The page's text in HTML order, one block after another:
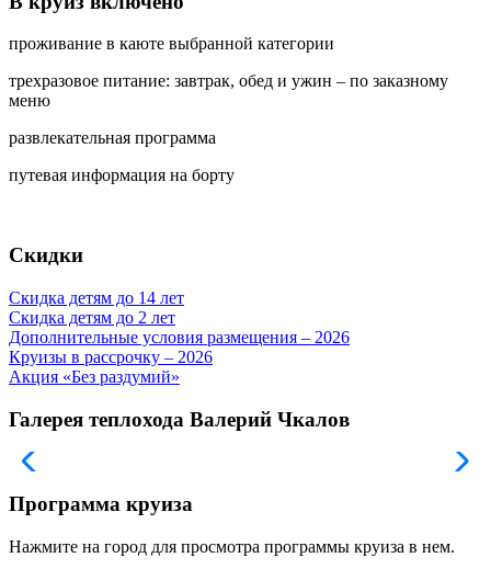
проживание в каюте выбранной категории
трехразовое питание: завтрак, обед и ужин – по заказному
меню
развлекательная программа
путевая информация на борту
Скидки
Скидка детям до 14 лет
Скидка детям до 2 лет
Дополнительные условия размещения – 2026
Круизы в рассрочку – 2026
Акция «Без раздумий»
Галерея теплохода Валерий Чкалов
Программа круиза
Нажмите на город для просмотра программы круиза в нем.